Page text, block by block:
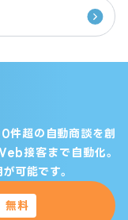
件超の自動商談を創
接客まで自動化。
可能です。
無料